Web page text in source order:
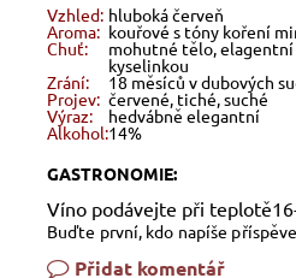
Vzhled: hluboká červeň
Aroma: kouřové s tóny koření
Chuť: mohutné tělo, elagentní
kyselinkou
Zrání: 18 měsíců v dubových
Projev: červené, tiché, suché
Výraz: hedvábně elegantní
Alkohol:14%
GASTRONOMIE:
Víno podávejte při
Buďte první, kdo napíše
Přidat komentář